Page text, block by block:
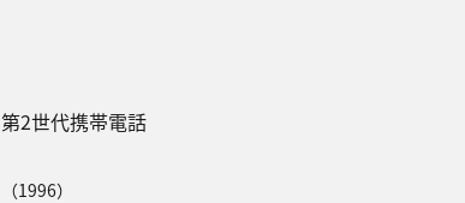
第2世代携帯電話
（1996）